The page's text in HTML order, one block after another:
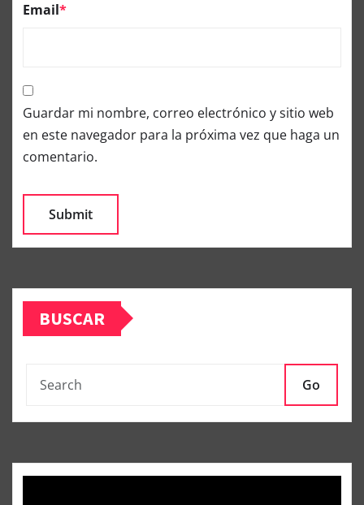
Email*
Guardar mi nombre, correo electrónico y sitio web
en este navegador para la próxima vez que haga un
comentario.
BUSCAR
Go